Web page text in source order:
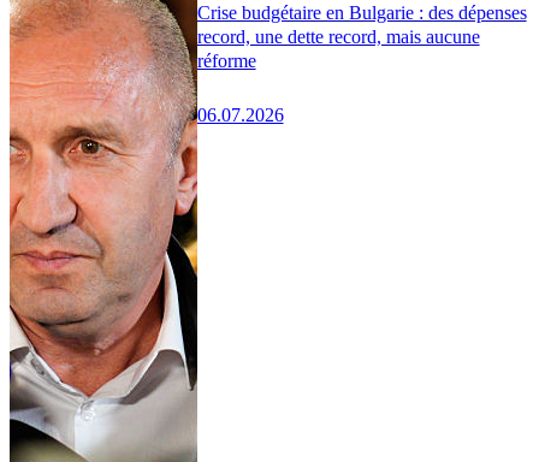
Crise budgétaire en Bulgarie : des dépenses
record, une dette record, mais aucune
réforme
06.07.2026